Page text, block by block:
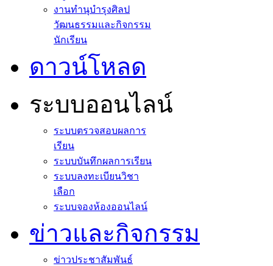
งานทำนุบำรุงศิลป
วัฒนธรรมและกิจกรรม
นักเรียน
ดาวน์โหลด
ระบบออนไลน์
ระบบตรวจสอบผลการ
เรียน
ระบบบันทึกผลการเรียน
ระบบลงทะเบียนวิชา
เลือก
ระบบจองห้องออนไลน์
ข่าวและกิจกรรม
ข่าวประชาสัมพันธ์